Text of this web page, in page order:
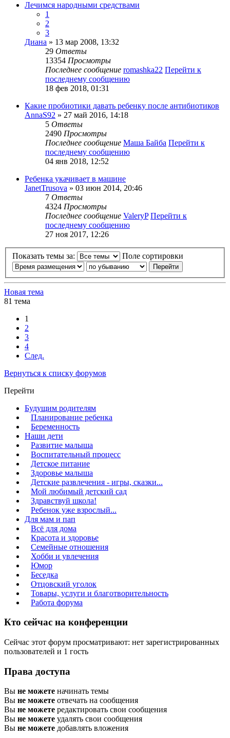
Лечимся народными средствами
1
2
3
Диана » 13 мар 2008, 13:32
29 Ответы
13354 Просмотры
Последнее сообщение romashka22 Перейти к
последнему сообщению
18 фев 2018, 01:31
Какие пробиотики давать ребенку после антибиотиков
AnnaS92 » 27 май 2016, 14:18
5 Ответы
2490 Просмотры
Последнее сообщение Маша Байба Перейти к
последнему сообщению
04 янв 2018, 12:52
Ребенка укачивает в машине
JanetTrusova » 03 июн 2014, 20:46
7 Ответы
4324 Просмотры
Последнее сообщение ValeryP Перейти к
последнему сообщению
27 ноя 2017, 12:26
Показать темы за: Поле сортировки
Новая тема
81 тема
1
2
3
4
След.
Вернуться к списку форумов
Перейти
Будущим родителям
Планирование ребенка
Беременность
Наши дети
Развитие малыша
Воспитательный процесс
Детское питание
Здоровье малыша
Детские развлечения - игры, сказки...
Мой любимый детский сад
Здравствуй школа!
Ребенок уже взрослый...
Для мам и пап
Всё для дома
Красота и здоровье
Семейные отношения
Хобби и увлечения
Юмор
Беседка
Отцовский уголок
Товары, услуги и благотворительность
Работа форума
Кто сейчас на конференции
Сейчас этот форум просматривают: нет зарегистрированных
пользователей и 1 гость
Права доступа
Вы не можете начинать темы
Вы не можете отвечать на сообщения
Вы не можете редактировать свои сообщения
Вы не можете удалять свои сообщения
Вы не можете добавлять вложения